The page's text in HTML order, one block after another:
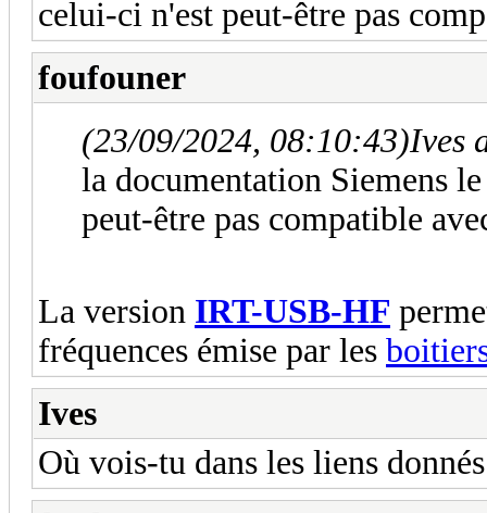
celui-ci n'est peut-être pas
foufouner
(23/09/2024, 08:10:43)Ives
la documentation Siemens
peut-être pas compatible
La version IRT-USB-HF
fréquences émise par les
Ives
Où vois-tu dans les liens